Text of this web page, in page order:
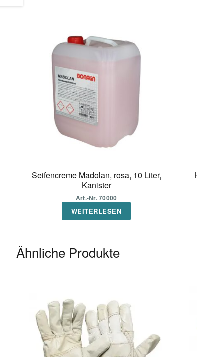
Seifencreme Madolan, rosa, 10 Liter,
Kanister
Art.-Nr. 70000
WEITERLESEN
Ähnliche Produkte